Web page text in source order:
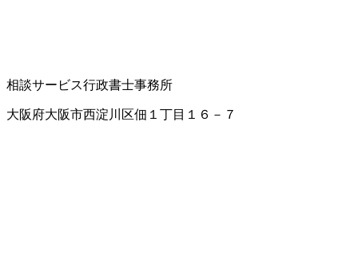
相談サービス行政書士事務所
大阪府大阪市西淀川区佃１丁目１６－７